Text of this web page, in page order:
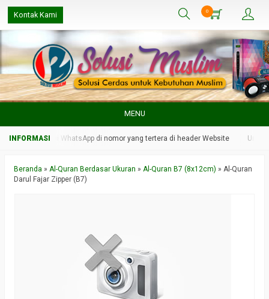
Kontak Kami 0
MENU
melalui WhatsApp di nomor yang tertera di header Website Untuk
Beranda » Al-Quran Berdasar Ukuran » Al-Quran B7 (8x12cm) » Al-Quran
Darul Fajar Zipper (B7)